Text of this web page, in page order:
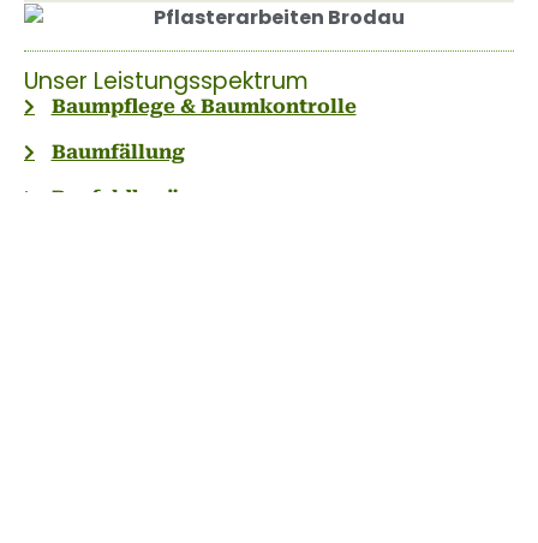
Unser Leistungsspektrum
Baumpflege & Baumkontrolle
Baumfällung
Baufeldberäumung